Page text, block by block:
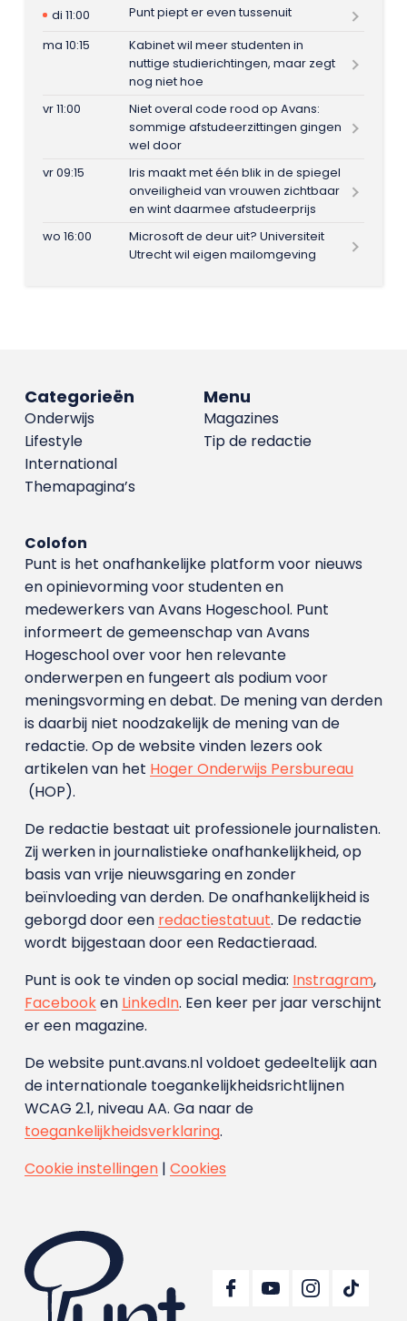
di 11:00
Punt piept er even tussenuit
ma 10:15
Kabinet wil meer studenten in
nuttige studierichtingen, maar zegt
nog niet hoe
vr 11:00
Niet overal code rood op Avans:
sommige afstudeerzittingen gingen
wel door
vr 09:15
Iris maakt met één blik in de spiegel
onveiligheid van vrouwen zichtbaar
en wint daarmee afstudeerprijs
wo 16:00
Microsoft de deur uit? Universiteit
Utrecht wil eigen mailomgeving
Menu
Magazines
Tip de redactie
Categorieën
Onderwijs
Lifestyle
International
Themapagina’s
Colofon
Punt is het onafhankelijke platform voor nieuws
en opinievorming voor studenten en
medewerkers van Avans Hoge­school. Punt
informeert de gemeenschap van Avans
Hogeschool over voor hen relevante
onderwerpen en fungeert als podium voor
meningsvorming en debat. De mening van derden
is daarbij niet noodzakelijk de mening van de
redactie. Op de website vinden lezers ook
artikelen van het Hoger Onderwijs Persbureau
(HOP).
De redactie bestaat uit professionele journalisten.
Zij werken in journalistieke onafhankelijkheid, op
basis van vrije nieuwsgaring en zonder
beïnvloeding van derden. De onafhankelijkheid is
geborgd door een redactiestatuut. De redactie
wordt bijgestaan door een Redactieraad.
Punt is ook te vinden op social media: Instragram,
Facebooken LinkedIn. Een keer per jaar verschijnt
er een magazine.
De website punt.avans.nl voldoet gedeeltelijk aan
de internationale toegankelijkheidsrichtlijnen
WCAG 2.1, niveau AA. Ga naar de
toegankelijkheidsverklaring.
Cookie instellingen| Cookies